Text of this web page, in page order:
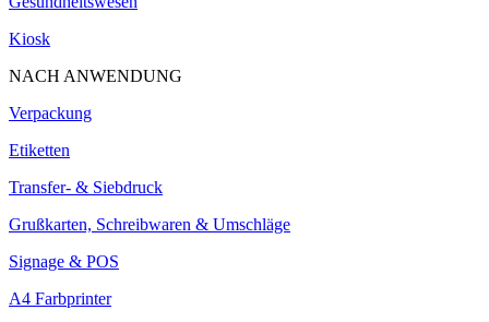
Kiosk
NACH ANWENDUNG
Verpackung
Etiketten
Transfer- & Siebdruck
Grußkarten, Schreibwaren & Umschläge
Signage & POS
A4 Farbprinter